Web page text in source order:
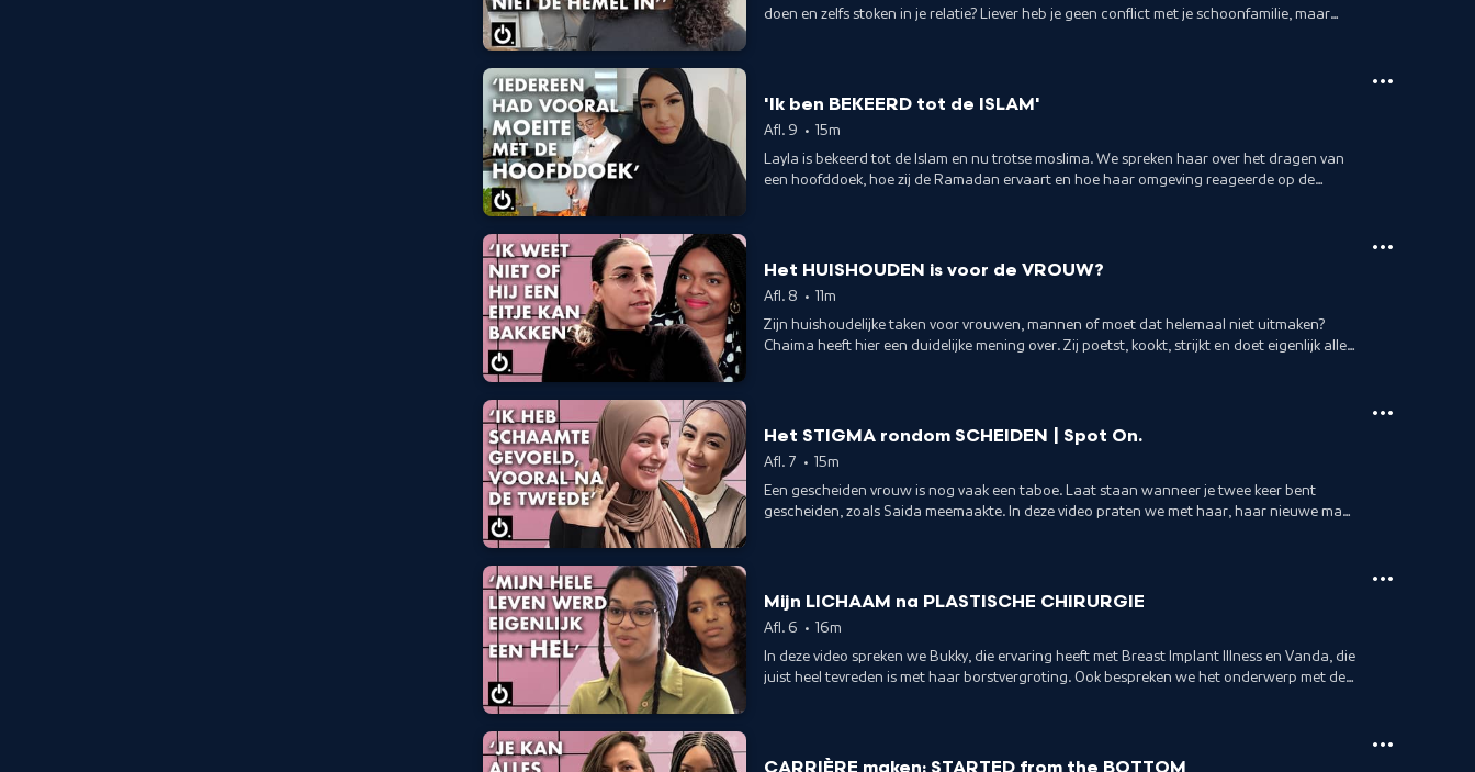
doen en zelfs stoken in je relatie? Liever heb je geen conflict met je schoonfamilie, maar
'Ik ben BEKEERD tot de ISLAM'
Afl. 9 • 15m
Layla is bekeerd tot de Islam en nu trotse moslima. We spreken haar over het dragen van
een hoofddoek, hoe zij de Ramadan ervaart en hoe haar omgeving reageerde op de
Het HUISHOUDEN is voor de VROUW?
Afl. 8 • 11m
Zijn huishoudelijke taken voor vrouwen, mannen of moet dat helemaal niet uitmaken?
Chaima heeft hier een duidelijke mening over. Zij poetst, kookt, strijkt en doet eigenlijk alles
Het STIGMA rondom SCHEIDEN | Spot On.
Afl. 7 • 15m
Een gescheiden vrouw is nog vaak een taboe. Laat staan wanneer je twee keer bent
gescheiden, zoals Saida meemaakte. In deze video praten we met haar, haar nieuwe man
Mijn LICHAAM na PLASTISCHE CHIRURGIE
Afl. 6 • 16m
In deze video spreken we Bukky, die ervaring heeft met Breast Implant Illness en Vanda, die
juist heel tevreden is met haar borstvergroting. Ook bespreken we het onderwerp met de